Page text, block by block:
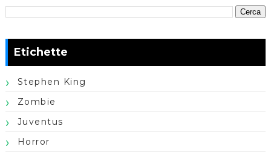
Etichette
Stephen King
Zombie
Juventus
Horror